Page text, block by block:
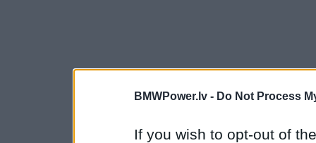
BMWPower.lv - Do Not Process
If you wish to opt-out of